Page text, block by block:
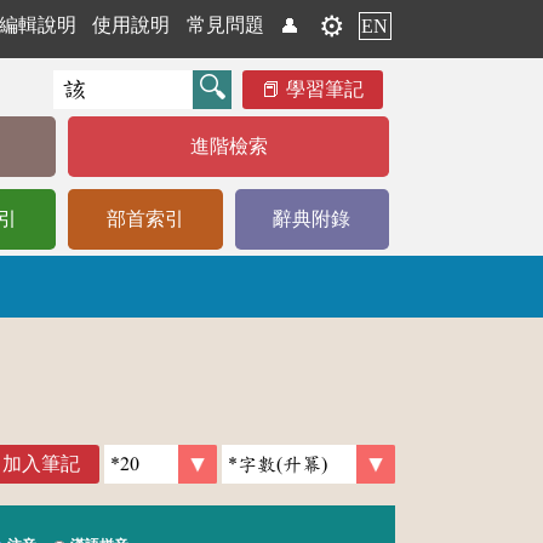
編輯說明 使用說明 常見問題 👤 ⚙️ EN
學習筆記
進階檢索
部首索引 辭典附錄
加入筆記